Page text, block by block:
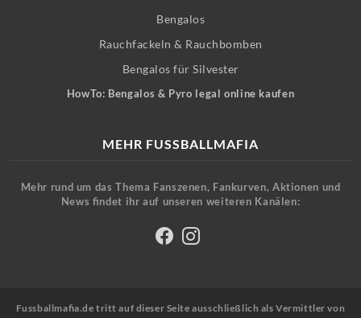
Bengalos
Rauchfackeln & Rauchbomben
Bengalos für Silvester
HowTo: Bengalos & Pyro legal online kaufen
MEHR FUSSBALLMAFIA
Mehr rund um das Thema Fanszenen, Fankurven, Aktionen und
News findet ihr auf unseren weiteren Kanälen:
Fussballmafia.de tritt auf dieser Seite ausschließlich als Vermittler von